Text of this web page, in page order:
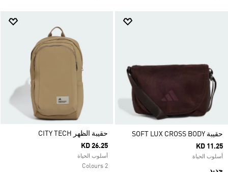
حقيبة SOFT LUX CROSS BODY
KD 11.25
أسلوب الحياة
حقيبة الظهر CITY TECH
KD 26.25
أسلوب الحياة
2 Colours